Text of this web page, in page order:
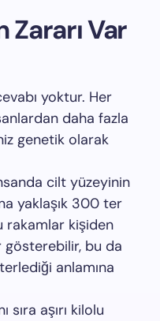
Var
yoktur. Her
daha fazla
genetik olarak
cilt yüzeyinin
yaklaşık 300 ter
rakamlar kişiden
gösterebilir, bu da
anlamına
sıra aşırı kilolu